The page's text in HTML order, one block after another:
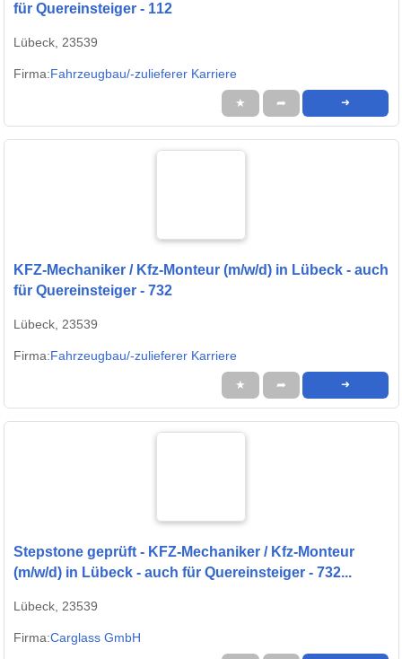
für Quereinsteiger - 112
Lübeck, 23539
Firma:Fahrzeugbau/-zulieferer Karriere
★ ➦ ➜
KFZ-Mechaniker / Kfz-Monteur (m/w/d) in Lübeck - auch
für Quereinsteiger - 732
Lübeck, 23539
Firma:Fahrzeugbau/-zulieferer Karriere
★ ➦ ➜
Stepstone geprüft - KFZ-Mechaniker / Kfz-Monteur
(m/w/d) in Lübeck - auch für Quereinsteiger - 732...
Lübeck, 23539
Firma:Carglass GmbH